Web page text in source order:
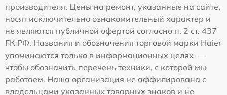
производителя. Цены на ремонт, указанные на сайте,
носят исключительно ознакомительный характер и
не являются публичной офертой согласно п. 2 ст. 437
ГК РФ. Названия и обозначения торговой марки Haier
упоминаются только в информационных целях —
чтобы обозначить перечень техники, с которой мы
работаем. Наша организация не аффилирована с
владельцами указанных товарных знаков и не